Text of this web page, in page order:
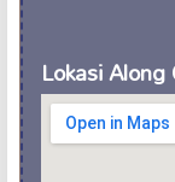
Lokasi